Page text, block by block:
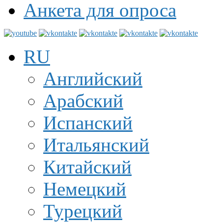
Анкета для опроса
RU
Английский
Арабский
Испанский
Итальянский
Китайский
Немецкий
Турецкий